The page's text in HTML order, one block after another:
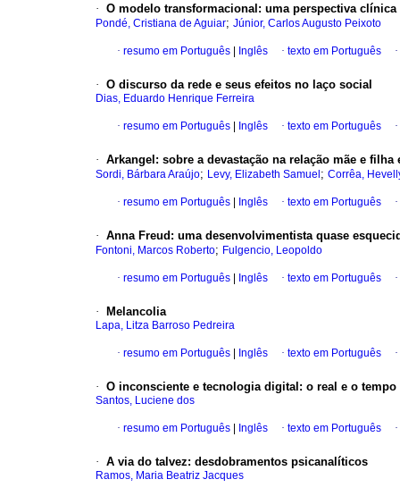
· O modelo transformacional : uma perspectiva
Pondé, Cristiana de Aguiar; Júnior, Carlos Augusto Peixoto
· resumo em Português Inglês · texto em Português ·
· O discurso da rede e seus efeitos no laço social
Dias, Eduardo Henrique Ferreira
· resumo em Português Inglês · texto em Português ·
· Arkangel : sobre a devastação na relação mãe e
Sordi, Bárbara Araújo; Levy, Elizabeth Samuel ; Corrêa,
· resumo em Português Inglês · texto em Português ·
· Anna Freud : uma desenvolvimentista quase
Fontoni, Marcos Roberto; Fulgencio, Leopoldo
· resumo em Português Inglês · texto em Português ·
· Melancolia
Lapa, Litza Barroso Pedreira
· resumo em Português Inglês · texto em Português ·
· O inconsciente e tecnologia digital : o real e o
Santos, Luciene dos
· resumo em Português Inglês · texto em Português ·
· A via do talvez: desdobramentos psicanalíticos
Ramos, Maria Beatriz Jacques